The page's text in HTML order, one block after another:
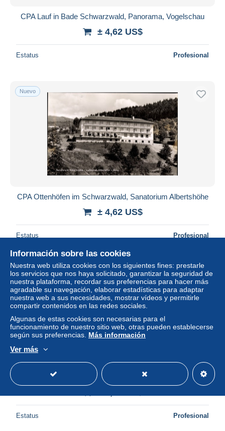
CPA Lauf in Bade Schwarzwald, Panorama, Vogelschau
± 4,62 US$
Estatus Profesional
Nuevo
CPA Ottenhöfen im Schwarzwald, Sanatorium Albertshöhe
± 4,62 US$
Estatus Profesional
Nuevo
CPA Sasbachwalden im Schwarzwald, Panorama
Estatus Profesional
Información sobre las cookies
Nuestra web utiliza cookies con los siguientes fines: prestarle
los servicios que nos haya solicitado, garantizar la seguridad de
nuestra plataforma, recordar sus preferencias para hacer más
agradable su navegación, elaborar estadísticas para adaptar
nuestra web a sus necesidades, mostrar vídeos y permitirle
compartir contenidos en las redes sociales.
Algunas de estas cookies son necesarias para el
funcionamiento de nuestro sitio web, otras pueden establecerse
según sus preferencias. Más información
Ver más